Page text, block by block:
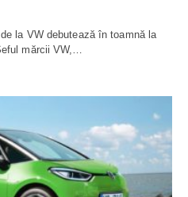
la VW debutează în toamnă la
mărcii VW,…